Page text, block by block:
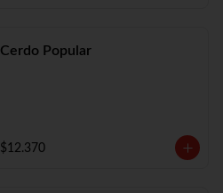
Cerdo Popular
$12.370